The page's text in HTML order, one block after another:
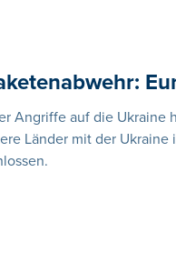
Angriffe auf die Ukraine
Länder mit der